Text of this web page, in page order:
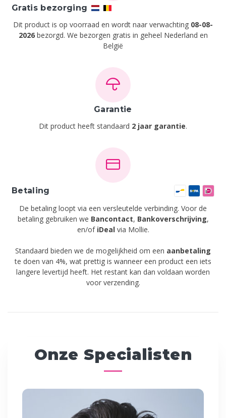
Gratis bezorging
Dit product is op voorraad en wordt naar verwachting 08-08-
2026bezorgd. We bezorgen gratis in geheel Nederland en
België
Garantie
Dit product heeft standaard 2 jaar garantie.
Betaling
De betaling loopt via een versleutelde verbinding. Voor de
betaling gebruiken we Bancontact, Bankoverschrijving,
en/of iDeal via Mollie.
Standaard bieden we de mogelijkheid om een aanbetaling
te doen van 4%, wat prettig is wanneer een product een iets
langere levertijd heeft. Het restant kan dan voldaan worden
voor verzending.
Onze Specialisten